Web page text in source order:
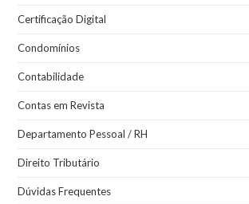
Certificação Digital
Condomínios
Contabilidade
Contas em Revista
Departamento Pessoal / RH
Direito Tributário
Dúvidas Frequentes